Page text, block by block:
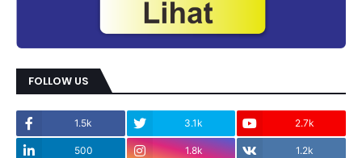
FOLLOW US
1.5k 3.1k 2.7k
500 1.8k 1.2k